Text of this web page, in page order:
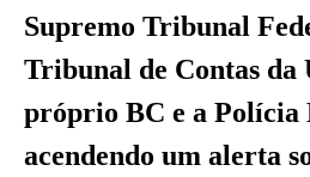
Supremo Tribunal
Tribunal de Contas da
próprio BC e a Polícia
acendendo um alerta